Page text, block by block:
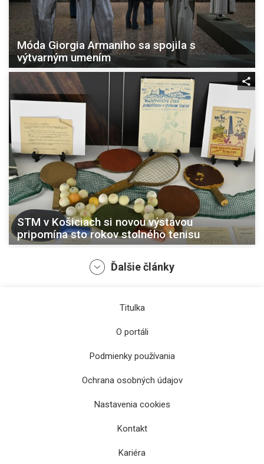
Móda Giorgia Armaniho sa spojila s
výtvarným umením
STM v Košiciach si novou výstavou
pripomína sto rokov stolného tenisu
Slovensko vystavuje v Egypte historické
Ďalšie články
Titulka
O portáli
Podmienky používania
Ochrana osobných údajov
Nastavenia cookies
Kontakt
Kariéra